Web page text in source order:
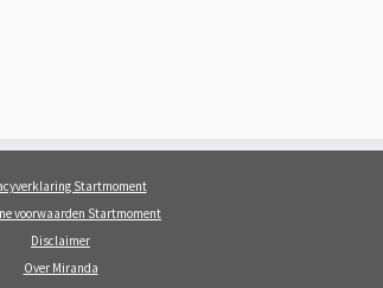
Startmoment
voorwaarden Startmoment
Disclaimer
Over Miranda